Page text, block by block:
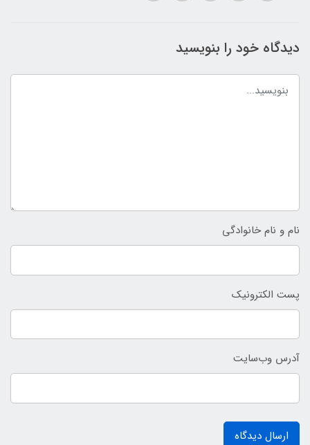
دیدگاه خود را بنویسید
نام و نام خانوادگی
پست الکترونیک
آدرس وب‌سایت
ارسال دیدگاه